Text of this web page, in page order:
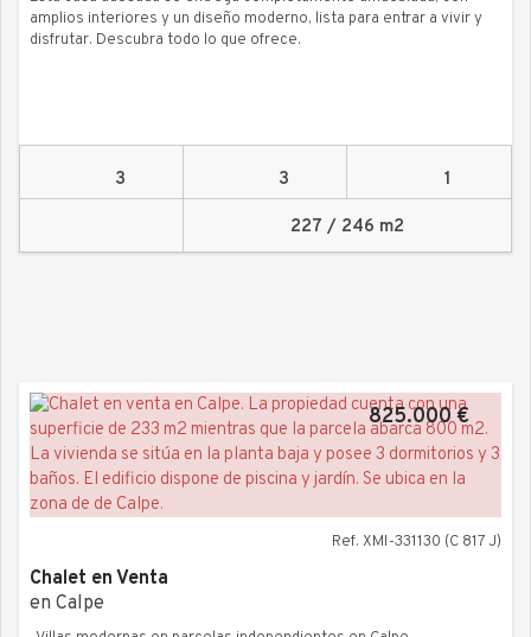
amplios interiores y un diseño moderno, lista para entrar a vivir y
disfrutar. Descubra todo lo que ofrece.
3 3 1
227 / 246 m2
825.000 €
Ref. XMI-331130 (C 817 J)
Chalet en Venta
en Calpe